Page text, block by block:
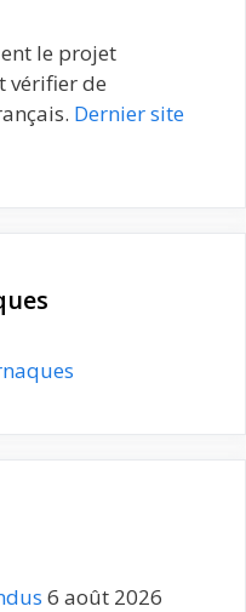
le projet
vérifier de
Dernier site
6 août 2026